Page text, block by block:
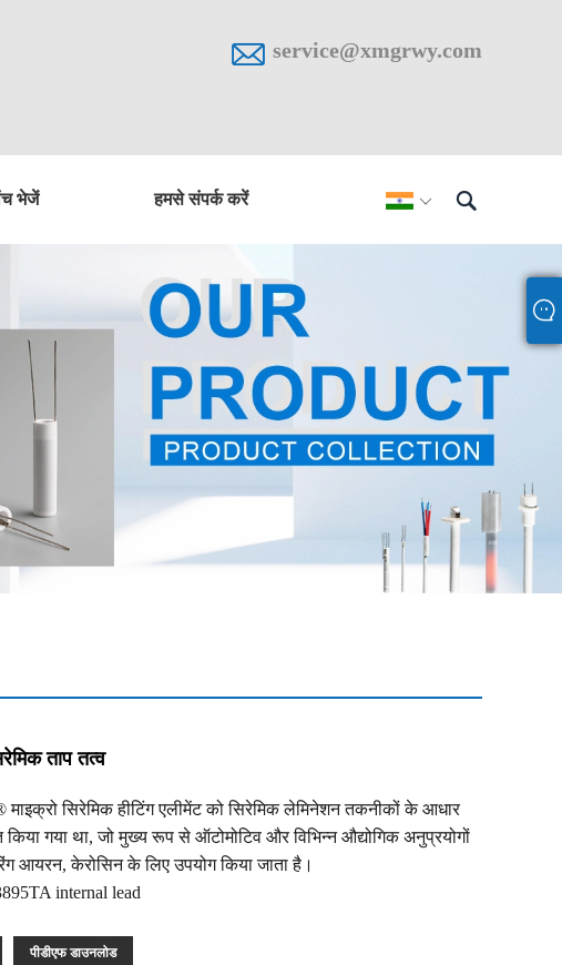
 service@xmgrwy.com
 
भेजें हमसे संपर्क करें
ताप तत्व
सिरेमिक हीटिंग एलीमेंट को सिरेमिक लेमिनेशन तकनीकों के आधार
किया गया था, जो मुख्य रूप से ऑटोमोटिव और विभिन्न औद्योगिक अनुप्रयोगों
आयरन, केरोसिन के लिए उपयोग किया जाता है।
internal lead
पीडीएफ डाउनलोड